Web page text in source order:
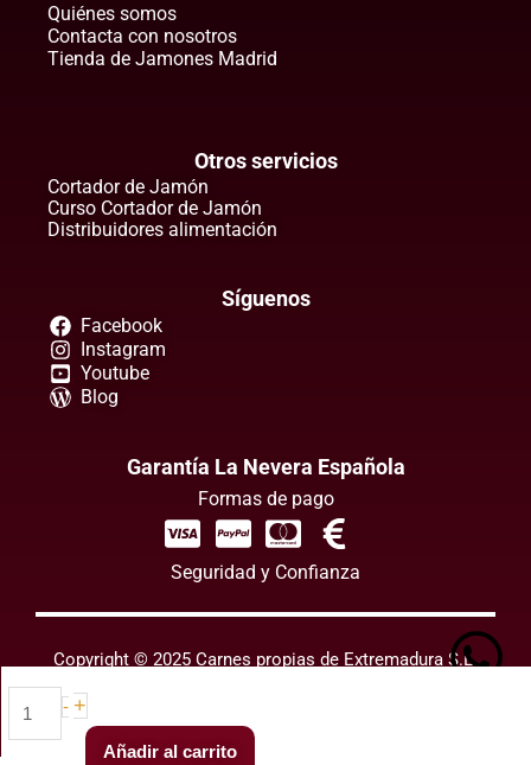
- de
cebolla
+
Añadir al carrito
Quiénes somos
Contacta con nosotros
Tienda de Jamones Madrid
Otros servicios
Cortador de Jamón
Curso Cortador de Jamón
Distribuidores alimentación
Síguenos
Facebook
Instagram
Youtube
Blog
Garantía La Nevera Española
Formas de pago
Seguridad y Confianza
Copyright © 2025 Carnes propias de Extremadura S.L.